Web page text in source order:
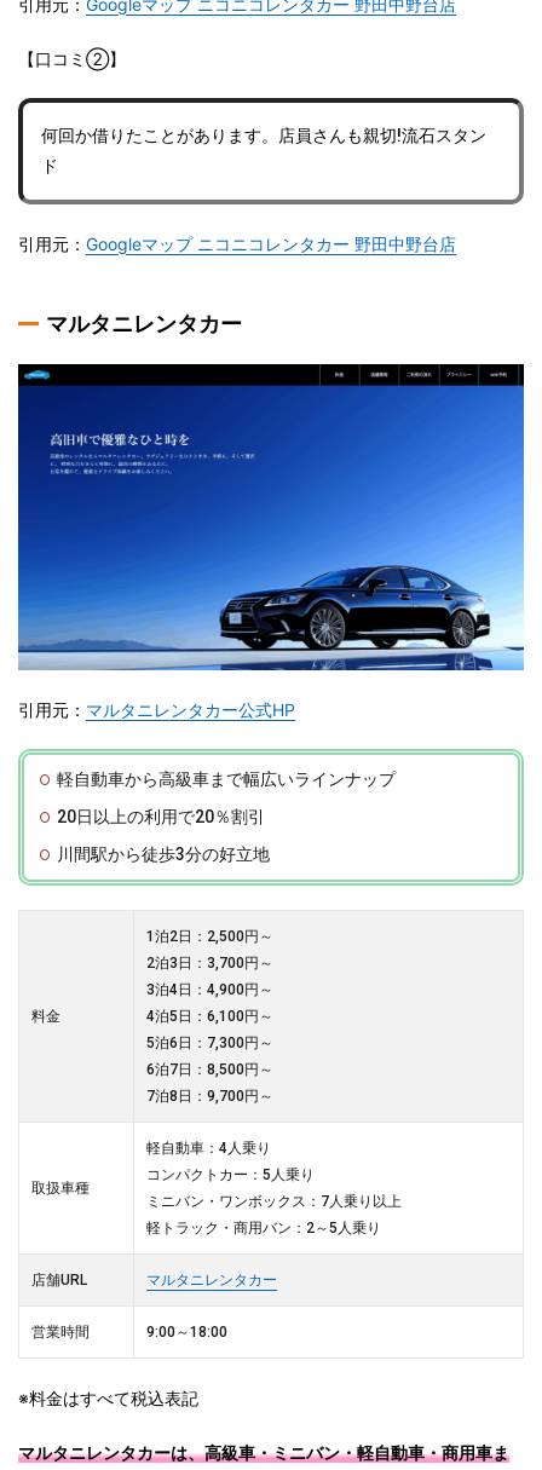
引用元： Googleマップ ニコニコレンタカー 野田中野台店
【口コミ②】
何回か借りたことがあります。店員さんも親切!流石スタン
ド
引用元： Googleマップ ニコニコレンタカー 野田中野台店
マルタニレンタカー
引用元： マルタニレンタカー公式HP
軽自動車から高級車まで幅広いラインナップ
20日以上の利用で20％割引
川間駅から徒歩3分の好立地
料金
1泊2日：2,500円～
2泊3日：3,700円～
3泊4日：4,900円～
4泊5日：6,100円～
5泊6日：7,300円～
6泊7日：8,500円～
7泊8日：9,700円～
取扱車種
軽自動車：4人乗り
コンパクトカー：5人乗り
ミニバン・ワンボックス：7人乗り以上
軽トラック・商用バン：2～5人乗り
店舗URL マルタニレンタカー
営業時間 9:00～18:00
※料金はすべて税込表記
マルタニレンタカーは、高級車・ミニバン・軽自動車・商用車ま